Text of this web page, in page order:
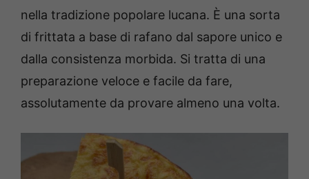
nella tradizione popolare lucana. È una sorta
di frittata a base di rafano dal sapore unico e
dalla consistenza morbida. Si tratta di una
preparazione veloce e facile da fare,
assolutamente da provare almeno una volta.